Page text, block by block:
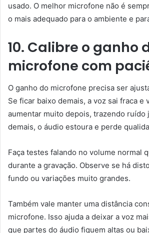
usado. O melhor microfone não é
o mais adequado para o ambiente e
10. Calibre o ganho
microfone com
O ganho do microfone precisa ser
Se ficar baixo demais, a voz sai fraca e
aumentar muito depois, trazendo ruído
demais, o áudio estoura e perde
Faça testes falando no volume normal
durante a gravação. Observe se há
fundo ou variações muito grandes.
Também vale manter uma distância
microfone. Isso ajuda a deixar a voz
que partes do áudio fiquem altas ou